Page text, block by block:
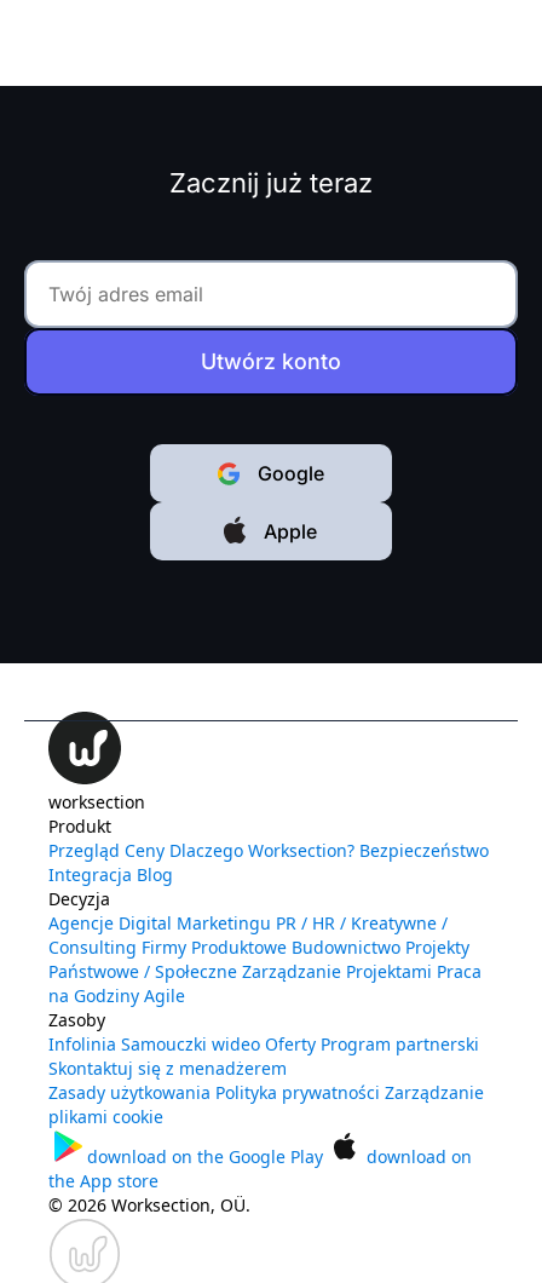
Zacznij już teraz
Utwórz konto
Google
Apple
worksection
Produkt
Przegląd Ceny Dlaczego Worksection? Bezpieczeństwo
Integracja Blog
Decyzja
Agencje Digital Marketingu PR / HR / Kreatywne /
Consulting Firmy Produktowe Budownictwo Projekty
Państwowe / Społeczne Zarządzanie Projektami Praca
na Godziny Agile
Zasoby
Infolinia Samouczki wideo Oferty Program partnerski
Skontaktuj się z menadżerem
Zasady użytkowania Polityka prywatności Zarządzanie
plikami cookie
download on the Google Play
download on
the App store
© 2026 Worksection, OÜ.